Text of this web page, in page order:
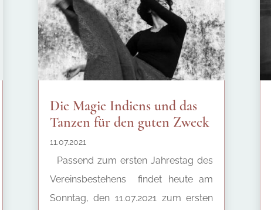
Die Magie Indiens und das
Tanzen für den guten Zweck
11.07.2021
Passend zum ersten Jahrestag des
Vereinsbestehens findet heute am
Sonntag, den 11.07.2021 zum ersten